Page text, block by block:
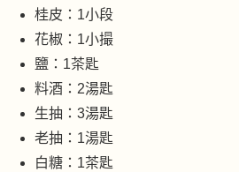
桂皮：1小段
花椒：1小撮
鹽：1茶匙
料酒：2湯匙
生抽：3湯匙
老抽：1湯匙
白糖：1茶匙